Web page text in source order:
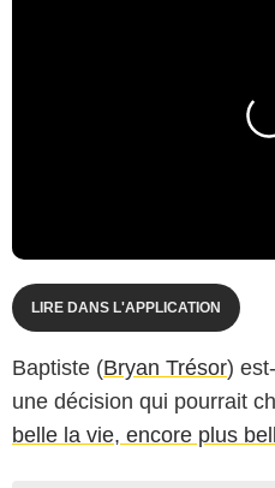
LIRE DANS L'APPLICATION
Baptiste (Bryan Trésor)
une décision qui pourrait
belle la vie, encore plus